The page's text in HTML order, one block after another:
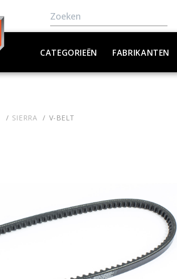
CATEGORIEËN FABRIKANTEN
SIERRA V-BELT